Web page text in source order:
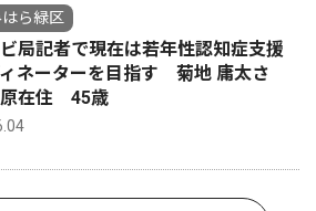
ら緑区
局記者で現在は若年性認知症支援
ネーターを目指す 菊地 庸太さ
在住 45歳